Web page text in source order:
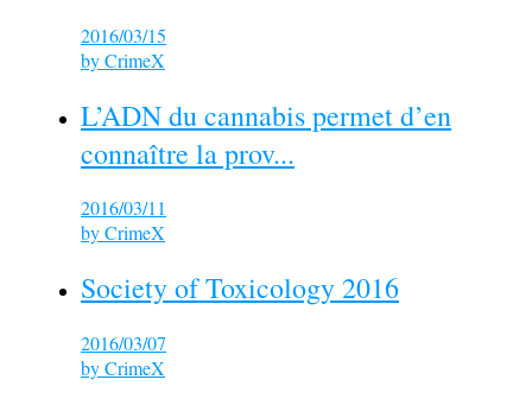
2016/03/15
byCrimeX
L’ADN du cannabis permet d’en
connaître la prov...
2016/03/11
byCrimeX
Society of Toxicology 2016
2016/03/07
byCrimeX